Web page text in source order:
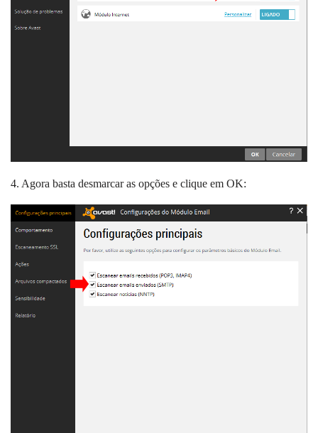
4. Agora basta desmarcar as opções e clique em OK: